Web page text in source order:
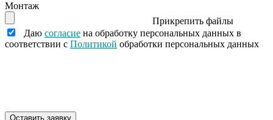
Монтаж
Прикрепить файлы
Даю согласие на обработку персональных данных в
соответствии с Политикой обработки персональных данных